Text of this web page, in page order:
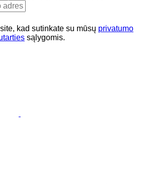
kad sutinkate su mūsų privatumo
sąlygomis.